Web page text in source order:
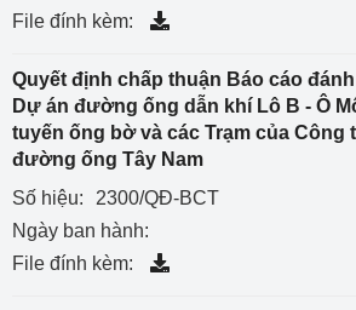
File đính kèm:
Quyết định chấp thuận Báo cáo
Dự án đường ống dẫn khí Lô B - Ô
tuyến ống bờ và các Trạm của Công
đường ống Tây Nam
Số hiệu:
2300/QĐ-BCT
Ngày ban hành:
File đính kèm: